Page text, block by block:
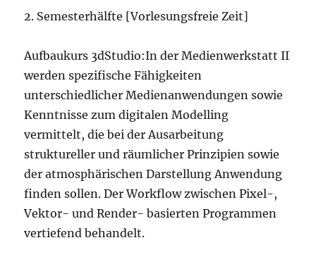
2. Semesterhälfte [Vorlesungsfreie Zeit]
Aufbaukurs 3dStudio:In der Medienwerkstatt II
werden spezifische Fähigkeiten
unterschiedlicher Medienanwendungen sowie
Kenntnisse zum digitalen Modelling
vermittelt, die bei der Ausarbeitung
struktureller und räumlicher Prinzipien sowie
der atmosphärischen Darstellung Anwendung
finden sollen. Der Workflow zwischen Pixel-,
Vektor- und Render- basierten Programmen
vertiefend behandelt.